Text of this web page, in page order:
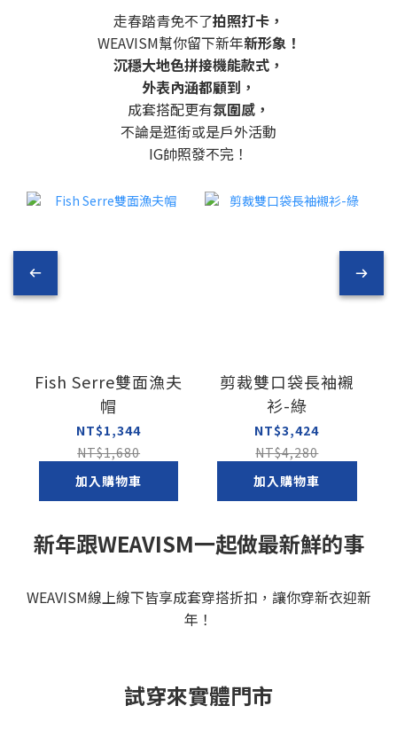
走春踏青免不了拍照打卡，
WEAVISM幫你留下新年新形象！
沉穩大地色拼接機能款式，
外表內涵都顧到，
成套搭配更有氛圍感，
不論是逛街或是戶外活動
IG帥照發不完！
Fish Serre雙面漁夫
帽
NT$1,344
NT$1,680
加入購物車
剪裁雙口袋長袖襯
衫-綠
NT$3,424
NT$4,280
加入購物車
新年跟WEAVISM一起做最新鮮的事
WEAVISM線上線下皆享成套穿搭折扣，讓你穿新衣迎新
年！
試穿來實體門市